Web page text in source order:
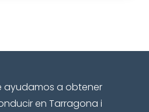
ayudamos a obtener
en Tarragona i